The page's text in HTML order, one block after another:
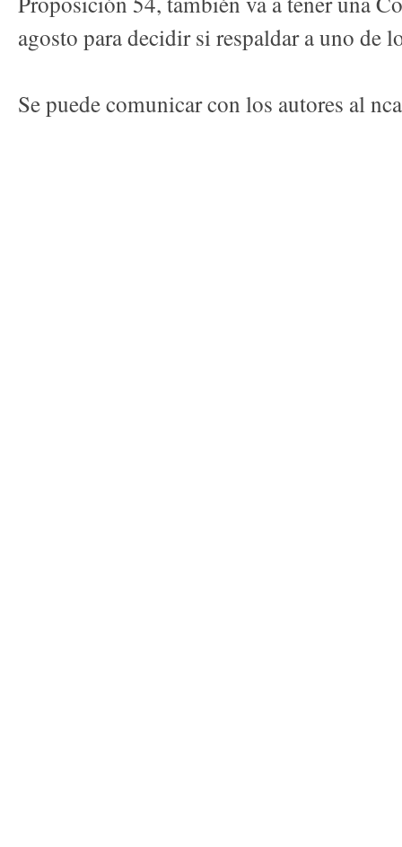
agosto para decidir si respaldar a uno de
Se puede comunicar con los autores al